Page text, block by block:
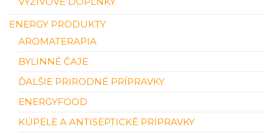
ENERGY PRODUKTY
AROMATERAPIA
BYLINNÉ ČAJE
ĎALŠIE PRIRODNÉ PRÍPRAVKY
ENERGYFOOD
KÚPELE A ANTISEPTICKÉ PRÍPRAVKY